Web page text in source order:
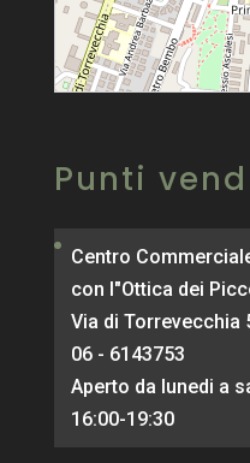
Punti
Centro
con l"Ottica dei
Via di Torrevecchia
06 - 6143753
Aperto da lunedi a
16:00-19:30